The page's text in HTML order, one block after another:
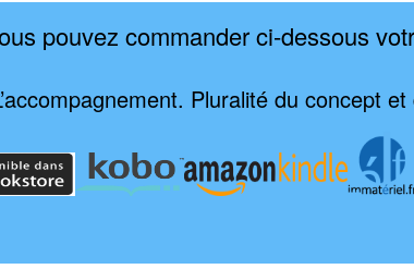
pouvez commander ci-dessous
Pluralité du concept